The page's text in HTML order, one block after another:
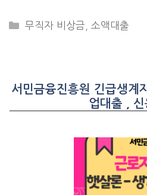
CATEGORIES
무직자 비상금 소액대출
서민금융진흥원 긴급생계
업대출 , 신